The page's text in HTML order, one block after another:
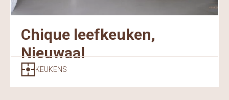
Chique leefkeuken,
Nieuwaal
KEUKENS